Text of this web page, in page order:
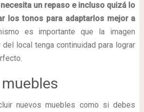
un repaso e incluso quizá lo
los tonos para adaptarlos mejor a
es importante que la imagen
local tenga continuidad para lograr
nuevos muebles como si debes